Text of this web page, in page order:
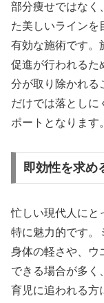
部分痩せではなく
た美しいラインを
有効な施術です。
促進が行われるた
分が取り除かれる
だけでは落としに
ポートとなります。
即効性を求め
忙しい現代人にと
特に魅力的です。
身体の軽さや、ウ
できる場合が多く
育児に追われる方